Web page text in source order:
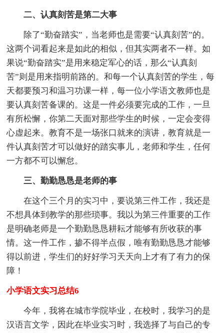
二、认真刻苦是第二大事
除了“勤奋踏实”，当老师也是需要“认真刻苦”的。
这两个词看起来是如此的相似，但其实两者不一样。如
果说“勤奋踏实”是用来稳定军心的话，那么“认真刻
苦”则是用来指明前路的。和每一个认真刻苦的学生，每
天都要预习和温习功课一样，每一位小学语文教师也是
要认真刻苦备课的。这是一件必须要完成的工作，一旦
有所松懈，你第二天面对那些学生的时候，一定会变得
心虚起来。教育不是一场张口就来的演讲，教育就是一
件认真刻苦才可以做好的踏实事儿，老师和学生，任何
一方都不可以懈怠。
三、勤勤恳恳是老师的事
在这个三个月的实习中，要说第三件工作，我还是
不想具体到教学的那些琐事。我以为第三件重要的工作
是明确老师是一个勤勤恳恳耕耘才能够有所收获的事
情。这一件工作，掺不得半点假，唯有勤勤恳恳才能够
得以前进，学生们的好好学习天天向上才有了有力的保
障！
小学语文实习总结6
今年，我将在城市学院毕业，在校时，我学习的是
汉语言文学，因此在毕业实习时，我选择了与自己的专